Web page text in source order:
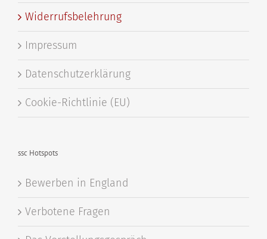
Widerrufsbelehrung
Impressum
Datenschutzerklärung
Cookie-Richtlinie (EU)
ssc Hotspots
Bewerben in England
Verbotene Fragen